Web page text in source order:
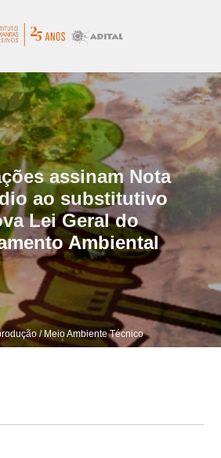
assinam Nota
ao substitutivo
Lei Geral do
Ambiental
/ Meio Ambiente Técnico